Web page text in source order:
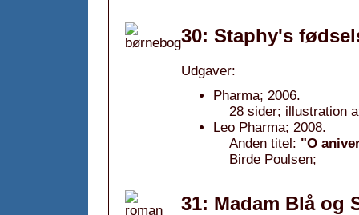
30: Staphy's
Udgaver:
Pharma; 2006.
28 sider; illustration
Leo Pharma; 2008.
Anden titel: "O
Birde Poulsen;
31: Madam Blå og